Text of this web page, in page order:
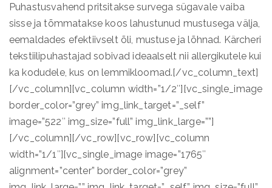
Puhastusvahend pritsitakse survega sügavale vaiba
sisse ja tõmmatakse koos lahustunud mustusega välja,
eemaldades efektiivselt õli, mustuse ja lõhnad. Kärcheri
tekstiilipuhastajad sobivad ideaalselt nii allergikutele kui
ka kodudele, kus on lemmikloomad.[/vc_column_text]
[/vc_column][vc_column width=”1/2″][vc_single_image
border_color=”grey” img_link_target=”_self”
image=”522″ img_size=”full” img_link_large=””]
[/vc_column][/vc_row][vc_row][vc_column
width=”1/1″][vc_single_image image=”1765″
alignment=”center” border_color=”grey”